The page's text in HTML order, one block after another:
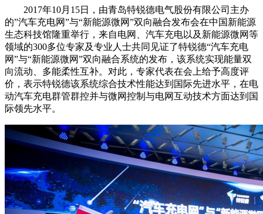
2017年10月15日，由青岛特锐德电气股份有限公司主办
的”汽车充电网”与“新能源微网”双向融合发布会在中国新能源
生态科技馆隆重举行，来自电网、汽车充电以及新能源微网等
领域的300多位专家及专业人士共同见证了特锐德“汽车充电
网”与“新能源微网”双向融合系统的发布，该系统实现能量双
向流动、多能柔性互补。对此，专家代表在会上给予高度评
价，表示特锐德该系统综合技术性能达到国际先进水平，在电
动汽车充电群管群控并与微网控制与电网互动技术方面达到国
际领先水平。